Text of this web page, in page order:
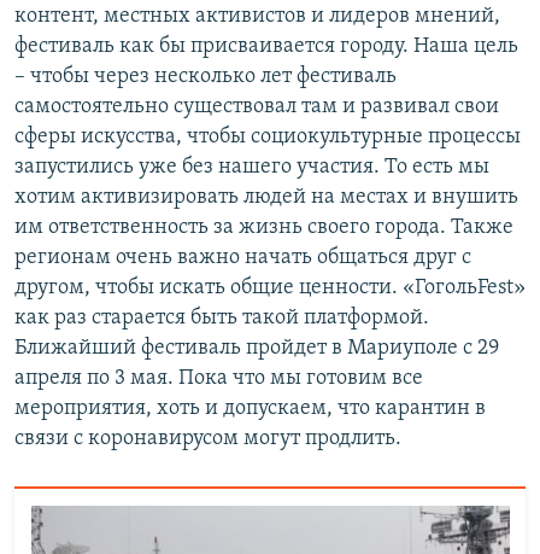
контент, местных активистов и лидеров мнений,
фестиваль как бы присваивается городу. Наша цель
– чтобы через несколько лет фестиваль
самостоятельно существовал там и развивал свои
сферы искусства, чтобы социокультурные процессы
запустились уже без нашего участия. То есть мы
хотим активизировать людей на местах и внушить
им ответственность за жизнь своего города. Также
регионам очень важно начать общаться друг с
другом, чтобы искать общие ценности. «ГогольFest»
как раз старается быть такой платформой.
Ближайший фестиваль пройдет в Мариуполе с 29
апреля по 3 мая. Пока что мы готовим все
мероприятия, хоть и допускаем, что карантин в
связи с коронавирусом могут продлить.